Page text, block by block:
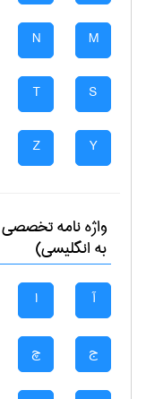
M
N
S
T
Y
Z
واژه نامه
به انگلیسی)
آ ا
ج چ